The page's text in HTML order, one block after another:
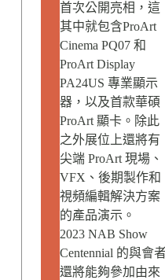
首次公開亮相，這
其中就包含ProArt
Cinema PQ07 和
ProArt Display
PA24US 專業顯示
器，以及首款華碩
ProArt 顯卡。除此
之外展位上還將有
尖端 ProArt 現場、
VFX、後期製作和
視頻編輯解決方案
的產品演示。
2023 NAB Show
Centennial 的與會
還將能夠參加由來